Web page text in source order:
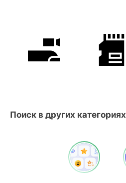
Поиск в других категориях